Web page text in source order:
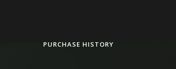
PURCHASE HISTORY